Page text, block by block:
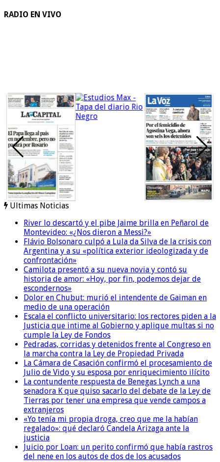
RADIO EN VIVO
Ultimas Noticias
River lo descartó y el pibe Jaime brilla en Peñarol de
Montevideo: «¿Nos dieron a Messi?»
Flávio Bolsonaro culpó a Lula da Silva de la crisis con
Argentina y a su «política exterior ideologizada y de
confrontación»
Camilota presentó a su nueva novia y contó su
historia de amor: «Hoy, por fin, podemos dejar de
escondernos»
Dolor en Chubut: murió el intendente de Gaiman en
medio de una operación
Escala el conflicto universitario: los rectores piden a la
Justicia que intime al Gobierno y aplique multas si no
cumple la Ley de Fondos
Pedradas, corridas y detenidos frente al Congreso en
la marcha contra la Ley de Propiedad Privada
La Cámara de Casación confirmó el procesamiento de
Julio de Vido y su esposa por enriquecimiento ilícito
La contundente respuesta de Benegas Lynch a una
senadora K que quiso sacarlo del debate de la Ley de
Tierras por tener una empresa que vende campos a
extranjeros
«Yo tenía mi propia droga, creo que me la habían
regalado»: qué declaró Candela Arizaga ante la
justicia
Juicio por Loan: un perito confirmó que había rastros
del nene en los autos de dos de los acusados